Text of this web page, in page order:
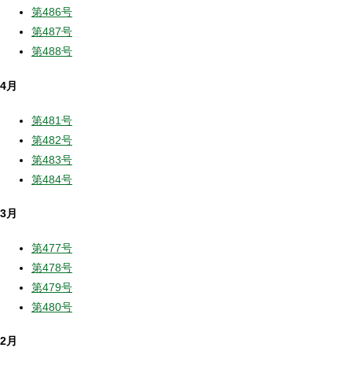
第486号
第487号
第488号
4月
第481号
第482号
第483号
第484号
3月
第477号
第478号
第479号
第480号
2月